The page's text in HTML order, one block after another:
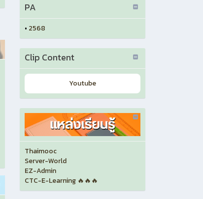
PA
• 2568
Clip Content
Youtube
Thaimooc
Server-World
EZ-Admin
CTC-E-Learning 🔥🔥🔥